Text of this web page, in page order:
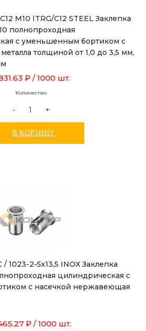
M10 ITRG/C12 STEEL Заклепка
полнопроходная
с уменьшенным бортиком с
толщиной от 1,0 до 3,5 мм,
₽ / 1000 шт.
Количество
- +
В КОРЗИНУ
/ 1023-2-5x13,5 INOX Заклепка
цилиндрическая с
с насечкой нержавеющая
₽ / 1000 шт.